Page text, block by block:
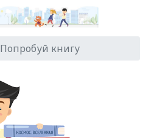
Попробуй книгу